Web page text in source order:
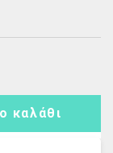
καλάθι